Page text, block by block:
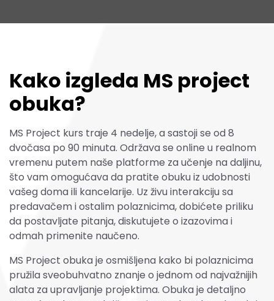
Kako izgleda MS project
obuka?
MS Project kurs traje 4 nedelje, a sastoji se od 8
dvočasa po 90 minuta. Održava se online u realnom
vremenu putem naše platforme za učenje na daljinu,
što vam omogućava da pratite obuku iz udobnosti
vašeg doma ili kancelarije. Uz živu interakciju sa
predavačem i ostalim polaznicima, dobićete priliku
da postavljate pitanja, diskutujete o izazovima i
odmah primenite naučeno.
MS Project obuka je osmišljena kako bi polaznicima
pružila sveobuhvatno znanje o jednom od najvažnijih
alata za upravljanje projektima. Obuka je detaljno